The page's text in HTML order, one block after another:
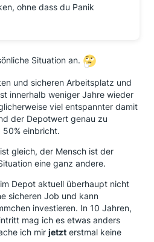
ohne dass du Panik
Situation an.
und sicheren Arbeitsplatz und
innerhalb weniger Jahre wieder
viel entspannter damit
der Depotwert genau zu
50% einbricht.
gleich, der Mensch ist der
eine ganz andere.
Depot aktuell überhaupt nicht
sicheren Job und kann
investieren. In 10 Jahren,
mag ich es etwas anders
ich mir jetzt erstmal keine